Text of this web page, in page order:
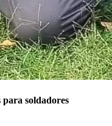
soldadores